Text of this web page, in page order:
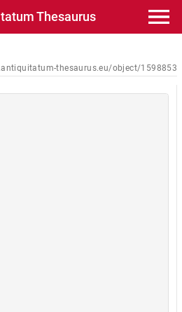
Thesaurus
thesaurus.eu/object/1598853